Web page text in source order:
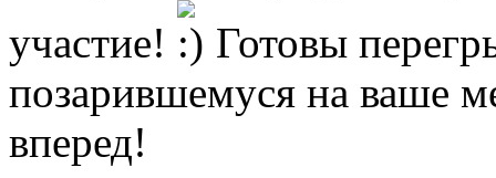
участие!
Готовы
позарившемуся на ваше
вперед!